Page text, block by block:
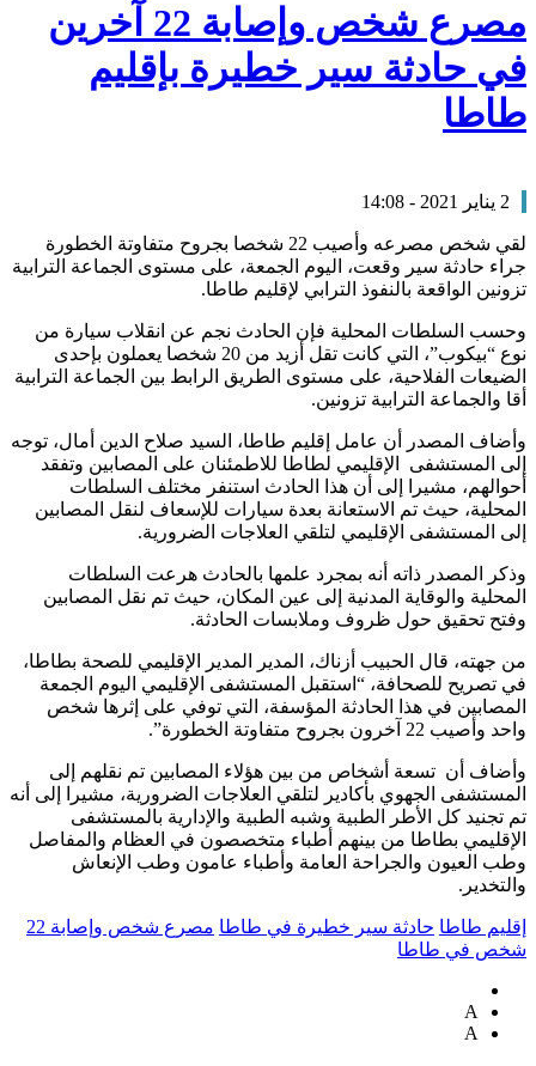
مصرع شخص وإصابة 22 آخرين
في حادثة سير خطيرة بإقليم
طاطا
2 يناير 2021 - 14:08
لقي شخص مصرعه وأصيب 22 شخصا بجروح متفاوتة الخطورة
جراء حادثة سير وقعت، اليوم الجمعة، على مستوى الجماعة الترابية
تزونين الواقعة بالنفوذ الترابي لإقليم طاطا.
وحسب السلطات المحلية فإن الحادث نجم عن انقلاب سيارة من
نوع “بيكوب”، التي كانت تقل أزيد من 20 شخصا يعملون بإحدى
الضيعات الفلاحية، على مستوى الطريق الرابط بين الجماعة الترابية
أقا والجماعة الترابية تزونين.
وأضاف المصدر أن عامل إقليم طاطا، السيد صلاح الدين أمال، توجه
إلى المستشفى الإقليمي لطاطا للاطمئنان على المصابين وتفقد
أحوالهم، مشيرا إلى أن هذا الحادث استنفر مختلف السلطات
المحلية، حيث تم الاستعانة بعدة سيارات للإسعاف لنقل المصابين
إلى المستشفى الإقليمي لتلقي العلاجات الضرورية.
وذكر المصدر ذاته أنه بمجرد علمها بالحادث هرعت السلطات
المحلية والوقاية المدنية إلى عين المكان، حيث تم نقل المصابين
وفتح تحقيق حول ظروف وملابسات الحادثة.
من جهته، قال الحبيب أزناك، المدير المدير الإقليمي للصحة بطاطا،
في تصريح للصحافة، “استقبل المستشفى الإقليمي اليوم الجمعة
المصابين في هذا الحادثة المؤسفة، التي توفي على إثرها شخص
واحد وأصيب 22 آخرون بجروح متفاوتة الخطورة”.
وأضاف أن تسعة أشخاص من بين هؤلاء المصابين تم نقلهم إلى
المستشفى الجهوي بأكادير لتلقي العلاجات الضرورية، مشيرا إلى أنه
تم تجنيد كل الأطر الطبية وشبه الطبية والإدارية بالمستشفى
الإقليمي بطاطا من بينهم أطباء متخصصون في العظام والمفاصل
وطب العيون والجراحة العامة وأطباء عامون وطب الإنعاش
والتخدير.
إقليم طاطا حادثة سير خطيرة في طاطا
مصرع شخص وإصابة 22
شخص في طاطا
A
A